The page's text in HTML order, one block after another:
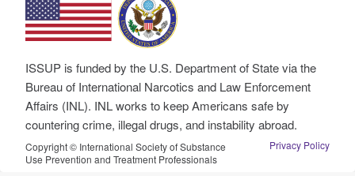
ISSUP is funded by the U.S. Department of State via the
Bureau of International Narcotics and Law Enforcement
Affairs (INL). INL works to keep Americans safe by
countering crime, illegal drugs, and instability abroad.
Copyright © International Society of Substance
Use Prevention and Treatment Professionals
Privacy Policy